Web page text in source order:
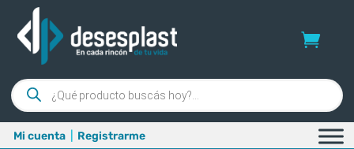
Búsqueda
de
productos
Mi cuenta Registrarme